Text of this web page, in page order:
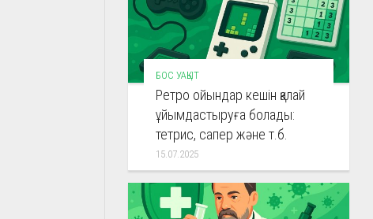
БОС УАҚЫТ
Ретро ойындар кешін қалай
ұйымдастыруға болады:
тетрис, сапер және т.б.
15.07.2025